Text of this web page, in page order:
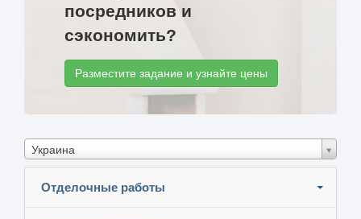
посредников и
сэкономить?
Разместите задание и узнайте цены
Украина
Отделочные работы